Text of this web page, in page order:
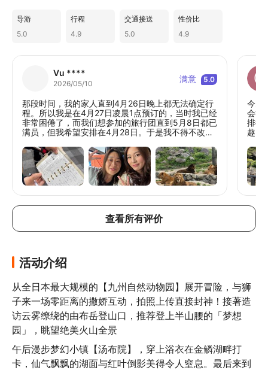
导游
5.0
行程
4.9
交通接送
5.0
性价比
4.9
Vu ****
2026/05/10 满意 5.0
那段时间，我的家人直到4月26日晚上都无法确定行
程。所以我是在4月27日凌晨1点预订的，当时我已经
非常困倦了，而我们想参加的旅行团直到5月8日都已
满员，但我希望安排在4月28日。于是我不得不改订
日我还是起得很早，因为我心里一直以为是4月28
日。但即便是在糟糕的一天，我还是很幸运，因为我
遇到了一位非常好的导游——Ada。她一直帮助我，
直到我和我的家人都能在巴士上找到座位。没有她，
👏🏻 后来在旅游巴士上，我遇到了另一位坐在我旁边
的可爱女孩。她来自香港，想和我合影。
今天
会很
排得
趣，
泉池
释了
样。 **第二站：九州动物森友会 🦁** 原以为老人家
和年
坐在
人最
庭
查看所有评价
活动介绍
从全日本最大规模的【九州自然动物园】展开冒险，与狮
子来一场零距离的撒娇互动，拍照上传直接封神！接著造
访云雾缭绕的由布岳登山口，推荐登上半山腰的「梦想
园」，眺望绝美火山全景
午后漫步梦幻小镇【汤布院】，穿上浴衣在金鳞湖畔打
卡，仙气飘飘的湖面与红叶倒影美得令人窒息。最后来到